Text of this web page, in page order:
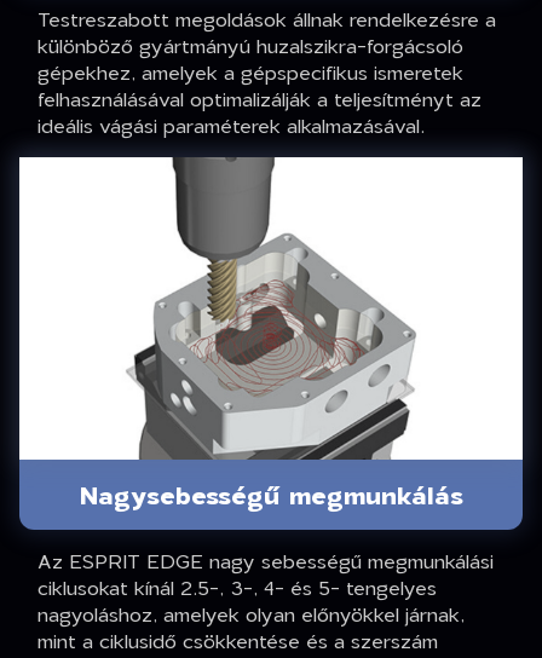
Testreszabott megoldások állnak rendelkezésre a
különböző gyártmányú huzalszikra-forgácsoló
gépekhez, amelyek a gépspecifikus ismeretek
felhasználásával optimalizálják a teljesítményt az
ideális vágási paraméterek alkalmazásával.
Nagysebességű megmunkálás
Az ESPRIT EDGE nagy sebességű megmunkálási
ciklusokat kínál 2.5-, 3-, 4- és 5- tengelyes
nagyoláshoz, amelyek olyan előnyökkel járnak,
mint a ciklusidő csökkentése és a szerszám